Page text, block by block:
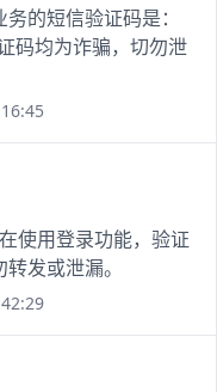
的短信验证码是：
码均为诈骗，切勿泄
使用登录功能，验证
发或泄漏。